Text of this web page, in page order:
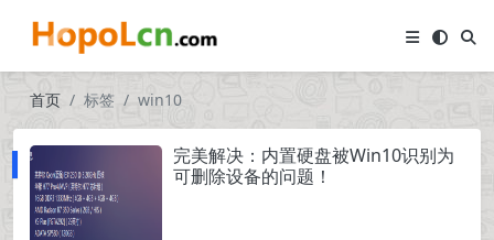
首页 标签 win10
完美解决：内置硬盘被Win10识别为
可删除设备的问题！